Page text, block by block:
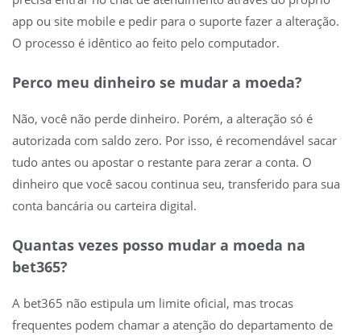
app ou site mobile e pedir para o suporte fazer a alteração.
O processo é idêntico ao feito pelo computador.
Perco meu dinheiro se mudar a moeda?
Não, você não perde dinheiro. Porém, a alteração só é
autorizada com saldo zero. Por isso, é recomendável sacar
tudo antes ou apostar o restante para zerar a conta. O
dinheiro que você sacou continua seu, transferido para sua
conta bancária ou carteira digital.
Quantas vezes posso mudar a moeda na
bet365?
A bet365 não estipula um limite oficial, mas trocas
frequentes podem chamar a atenção do departamento de